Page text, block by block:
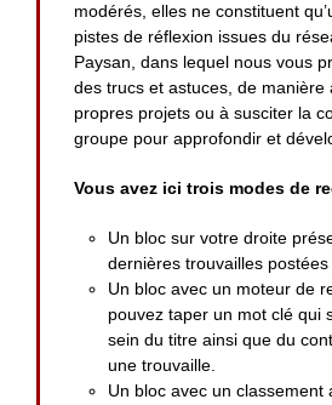
modérés, elles ne constituent
pistes de réflexion issues du
Paysan, dans lequel nous vous
des trucs et astuces, de manière
propres projets ou à susciter la
groupe pour approfondir et
Vous avez ici trois modes de
Un bloc sur votre droite
dernières trouvailles
Un bloc avec un moteur de
pouvez taper un mot clé qui
sein du titre ainsi que du
une trouvaille.
Un bloc avec un classement